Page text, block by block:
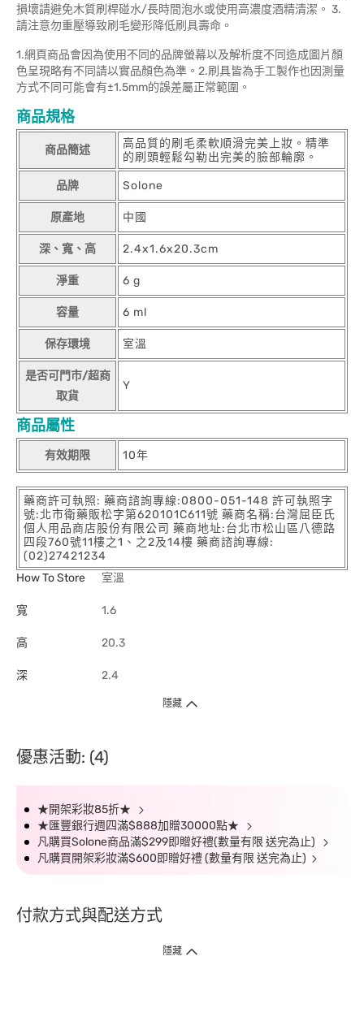
損壞請避免木質刷桿碰水/長時間泡水或使用高濃度酒精清潔。 3.
請注意勿重壓導致刷毛變形降低刷具壽命。
1.網頁商品會因為使用不同的品牌螢幕以及解析度不同造成圖片顏
色呈現略有不同請以實品顏色為準。2.刷具皆為手工製作也因測量
方式不同可能會有±1.5mm的誤差屬正常範圍。
商品規格
商品簡述
高品質的刷毛柔軟順滑完美上妝。精準
的刷頭輕鬆勾勒出完美的臉部輪廓。
品牌 Solone
原產地 中國
深、寬、高 2.4x1.6x20.3cm
淨重 6 g
容量 6 ml
保存環境 室溫
是否可門市/超商
取貨
Y
商品屬性
有效期限 10年
藥商許可執照: 藥商諮詢專線:0800-051-148 許可執照字
號:北市衛藥販松字第620101C611號 藥商名稱:台灣屈臣氏
個人用品商店股份有限公司 藥商地址:台北市松山區八德路
四段760號11樓之1、之2及14樓 藥商諮詢專線:
(02)27421234
How To Store
室溫
寬 1.6
高 20.3
深 2.4
隱藏
優惠活動: (4)
★開架彩妝85折★
★匯豐銀行週四滿$888加贈30000點★
凡購買Solone商品滿$299即贈好禮(數量有限 送完為止)
凡購買開架彩妝滿$600即贈好禮 (數量有限 送完為止)
付款方式與配送方式
隱藏